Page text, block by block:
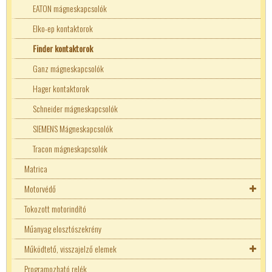
Akkutöltős 2 kimenetes tápok
Fémrácsos tápegységek
Moduláris tápegységek
EATON mágneskapcsolók
Elko-ep kontaktorok
Finder kontaktorok
Ganz mágneskapcsolók
Hager kontaktorok
Schneider mágneskapcsolók
SIEMENS Mágneskapcsolók
Tracon mágneskapcsolók
Matrica
Motorvédő
Bekötő blokkok
Tokozott motorindító
Tokozott motorindító
Műanyag elosztószekrény
Működtető, visszajelző elemek
22mm-es kapcsolók
Programozható relék